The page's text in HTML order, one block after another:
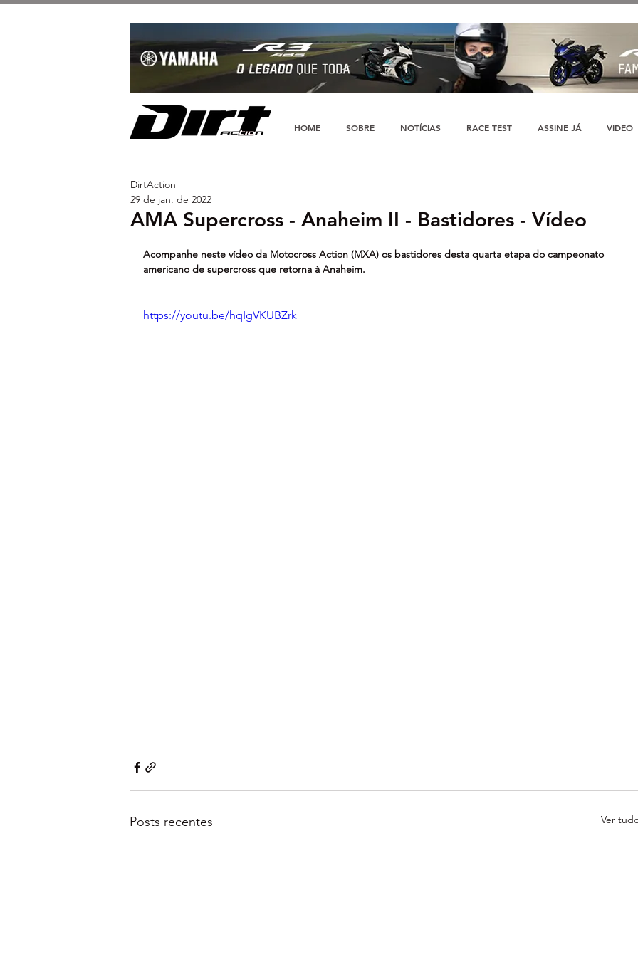
HOME SOBRE NOTÍCIAS RACE TEST ASSINE JÁ VIDEO
AMA Supercross - Anaheim II - Bastidores - Vídeo
DirtAction
29 de jan. de 2022
Acompanhe neste vídeo da Motocross Action (MXA) os bastidores desta quarta etapa do campeonato
americano de supercross que retorna à Anaheim.
https://youtu.be/hqIgVKUBZrk
Posts recentes Ver